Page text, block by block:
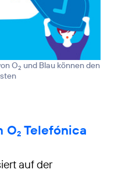
O2 und Blau können den
O2 Telefónica
auf der